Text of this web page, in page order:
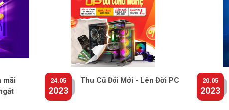
mãi
24.05
2023
Thu Cũ Đổi Mới - Lên Đời PC 20.05
2023